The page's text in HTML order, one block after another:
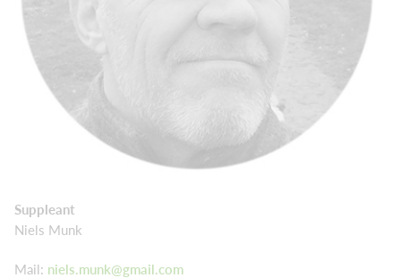
Suppleant
Niels Munk
Mail: niels.munk@gmail.com